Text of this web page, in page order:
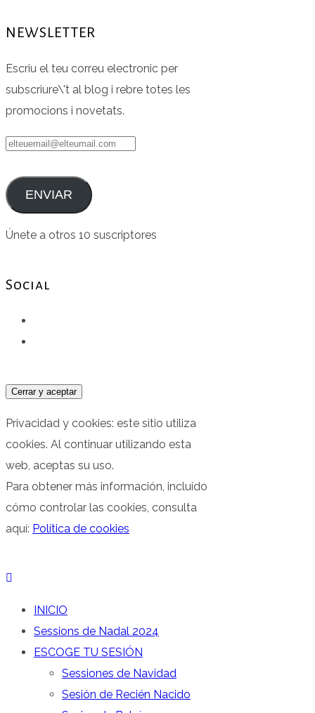
NEWSLETTER
Escriu el teu correu electronic per
subscriure\'t al blog i rebre totes les
promocions i novetats.
elteuemail@elteumail.com
ENVIAR
Únete a otros 10 suscriptores
Social
Privacidad y cookies: este sitio utiliza
cookies. Al continuar utilizando esta
web, aceptas su uso.
Para obtener más información, incluido
cómo controlar las cookies, consulta
aquí: Política de cookies
INICIO
Sessions de Nadal 2024
ESCOGE TU SESIÓN
Sessiones de Navidad
Sesión de Recién Nacido